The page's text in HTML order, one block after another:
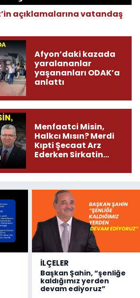
açıklamalarına vatandaş
Afyon’daki kazada
yaralananlar
yaşananları ODAK’a
anlattı
Menfaatci Misin,
Halkcı Mısın? Merdi
Kıpti Şecaat Arz
Ederken Sirkatin
İLÇELER
Başkan Şahin, “şenliğe
kaldığımız yerden
devam ediyoruz”